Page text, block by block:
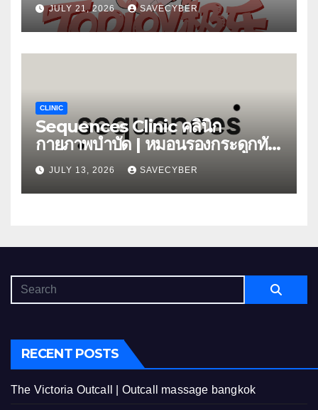
JULY 21, 2026 SAVECYBER
CLINIC
Sequences Clinic คลินิก
กายภาพบำบัด | หมอนรองกระดูกทับ
เส้นJULY 13, 2026 SAVECYBER
RECENT POSTS
The Victoria Outcall | Outcall massage bangkok